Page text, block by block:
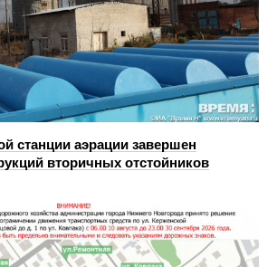
станции аэрации завершен
вторичных отстойников